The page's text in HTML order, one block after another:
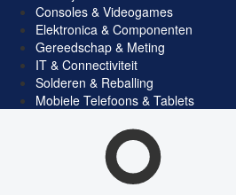
Consoles & Videogames
Elektronica & Componenten
Gereedschap & Meting
IT & Connectiviteit
Solderen & Reballing
Mobiele Telefoons & Tablets